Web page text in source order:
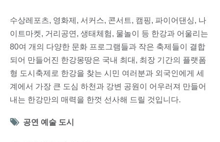
수상레포츠, 영화제, 서커스, 콘서트, 캠핑, 파이어댄싱, 나
이트마켓, 거리공연, 생태체험, 물놀이 등 한강과 어울리는
80여 개의 다양한 문화 프로그램들과 작은 축제들이 결합
되어 만들어진 한강몽땅은 국내 최대, 최장 기간의 플랫폼
형 도시축제로 한강을 찾는 시민 여러분과 외국인에게 세
계에서 가장 큰 도심 하천과 강변 공원이 어우러져 만들어
내는 한강만의 매력을 한껏 선사해 드릴 것입니다.
Tag
공연 예술 도시